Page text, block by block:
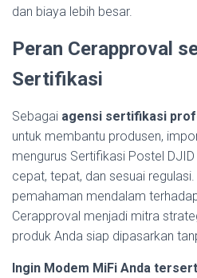
dan biaya lebih besar.
Peran Cerapproval
Sertifikasi
Sebagai agensi sertifikasi
untuk membantu produsen,
mengurus Sertifikasi Postel
cepat, tepat, dan sesuai
pemahaman mendalam
Cerapproval menjadi mitra
produk Anda siap dipasarkan
Ingin Modem MiFi Anda